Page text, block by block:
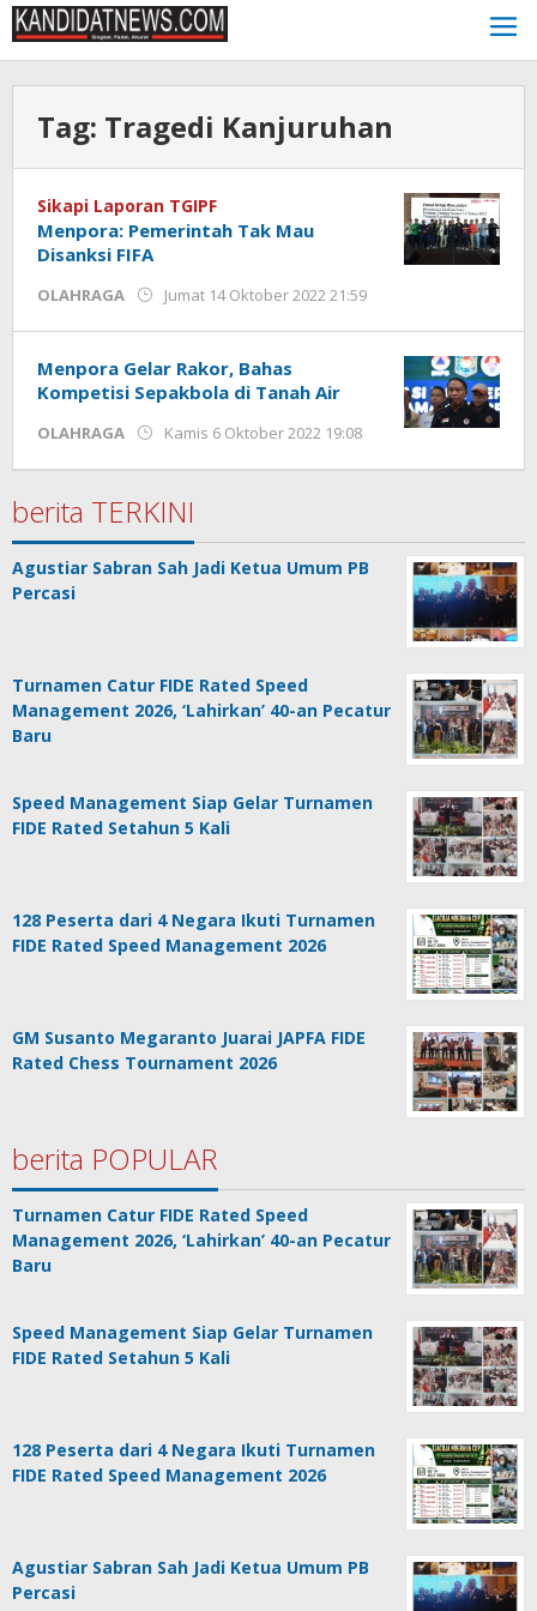
Lewati
ke
konten
Tag: Tragedi Kanjuruhan
Sikapi Laporan TGIPF
Menpora: Pemerintah Tak Mau
Disanksi FIFA
OLAHRAGA Jumat 14 Oktober 2022 21:59
Jackson
Menpora Gelar Rakor, Bahas
Kompetisi Sepakbola di Tanah Air
OLAHRAGA Kamis 6 Oktober 2022 19:08
oleh
Jackson
berita TERKINI
Agustiar Sabran Sah Jadi Ketua Umum PB
Percasi
Turnamen Catur FIDE Rated Speed
Management 2026, ‘Lahirkan’ 40-an Pecatur
Baru
Speed Management Siap Gelar Turnamen
FIDE Rated Setahun 5 Kali
128 Peserta dari 4 Negara Ikuti Turnamen
FIDE Rated Speed Management 2026
GM Susanto Megaranto Juarai JAPFA FIDE
Rated Chess Tournament 2026
berita POPULAR
Turnamen Catur FIDE Rated Speed
Management 2026, ‘Lahirkan’ 40-an Pecatur
Baru
Speed Management Siap Gelar Turnamen
FIDE Rated Setahun 5 Kali
128 Peserta dari 4 Negara Ikuti Turnamen
FIDE Rated Speed Management 2026
Agustiar Sabran Sah Jadi Ketua Umum PB
Percasi